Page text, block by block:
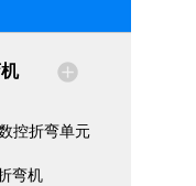
控折弯单元
弯机